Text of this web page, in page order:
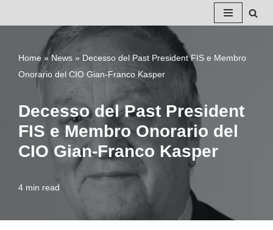
contenuto
Home » News » Decesso del Past President FIS e Membro
Onorario del CIO Gian-Franco Kasper
Decesso del Past President
FIS e Membro Onorario del
CIO Gian-Franco Kasper
4 min read